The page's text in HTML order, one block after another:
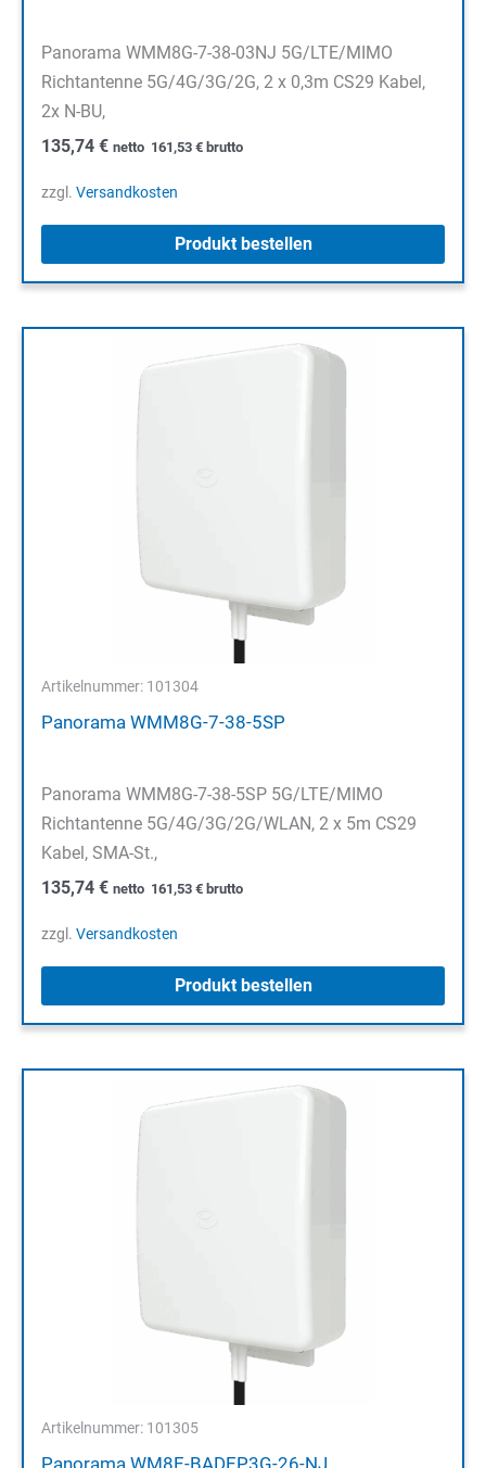
Panorama WMM8G-7-38-03NJ 5G/LTE/MIMO
Richtantenne 5G/4G/3G/2G, 2 x 0,3m CS29 Kabel,
2x N-BU,
135,74 € netto 161,53 € brutto
zzgl. Versandkosten
Produkt bestellen
Artikelnummer: 101304
Panorama WMM8G-7-38-5SP
Panorama WMM8G-7-38-5SP 5G/LTE/MIMO
Richtantenne 5G/4G/3G/2G/WLAN, 2 x 5m CS29
Kabel, SMA-St.,
135,74 € netto 161,53 € brutto
zzgl. Versandkosten
Produkt bestellen
Artikelnummer: 101305
Panorama WM8E-BADEP3G-26-NJ